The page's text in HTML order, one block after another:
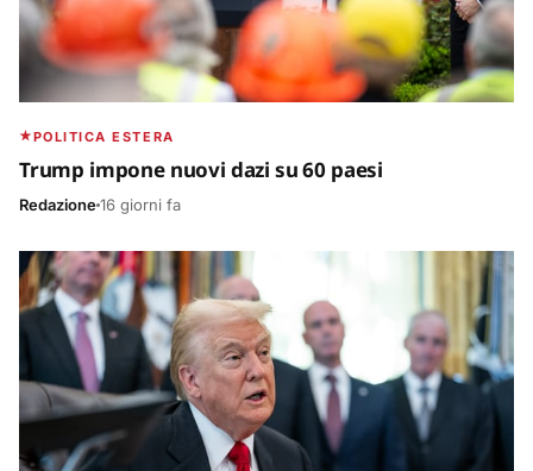
POLITICA ESTERA
Trump impone nuovi dazi su 60 paesi
Redazione16 giorni fa